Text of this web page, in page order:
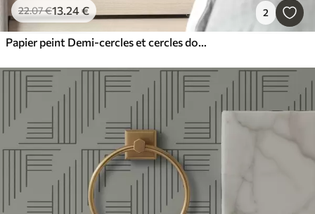
22.07€13.24€ 2
Papier peint Demi-cercles et cercles doux dans une palette gris-bleu froide